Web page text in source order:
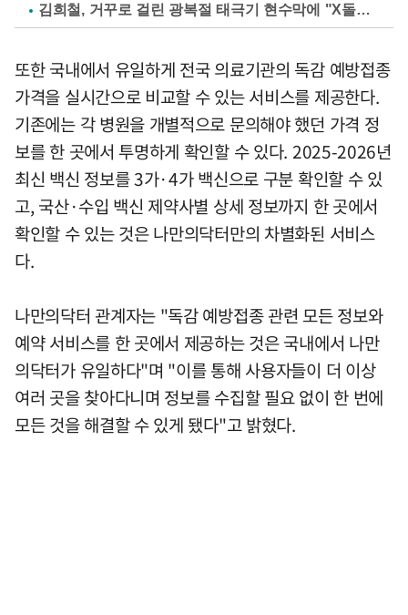
김희철, 거꾸로 걸린 광복절 태극기 현수막에 "X돌았네"
또한 국내에서 유일하게 전국 의료기관의 독감 예방접종
가격을 실시간으로 비교할 수 있는 서비스를 제공한다.
기존에는 각 병원을 개별적으로 문의해야 했던 가격 정
보를 한 곳에서 투명하게 확인할 수 있다. 2025-2026년
최신 백신 정보를 3가·4가 백신으로 구분 확인할 수 있
고, 국산·수입 백신 제약사별 상세 정보까지 한 곳에서
확인할 수 있는 것은 나만의닥터만의 차별화된 서비스
다.
나만의닥터 관계자는 "독감 예방접종 관련 모든 정보와
예약 서비스를 한 곳에서 제공하는 것은 국내에서 나만
의닥터가 유일하다"며 "이를 통해 사용자들이 더 이상
여러 곳을 찾아다니며 정보를 수집할 필요 없이 한 번에
모든 것을 해결할 수 있게 됐다"고 밝혔다.